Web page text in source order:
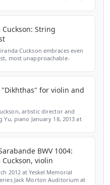
String
Cuckson embraces even
most unapproachable-
"Dikhthas" for violin and
artistic director and
Yu, piano January 18, 2013 at
BWV 1004:
violin
2012 at Yeskel Memorial
Jack Morton Auditorium at